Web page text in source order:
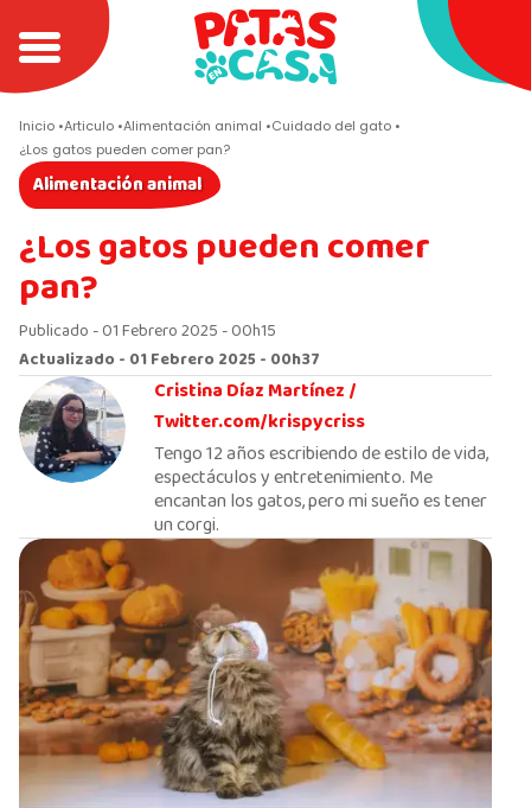
Inicio Articulo Alimentación animal
Cuidado del gato
¿Los gatos pueden comer pan?
Alimentación animal
¿Los gatos pueden comer
pan?
Publicado - 01 Febrero 2025 - 00h15
Actualizado - 01 Febrero 2025 - 00h37
Cristina Díaz Martínez /
Twitter.com/krispycriss
Tengo 12 años escribiendo de estilo de vida,
espectáculos y entretenimiento. Me
encantan los gatos, pero mi sueño es tener
un corgi.